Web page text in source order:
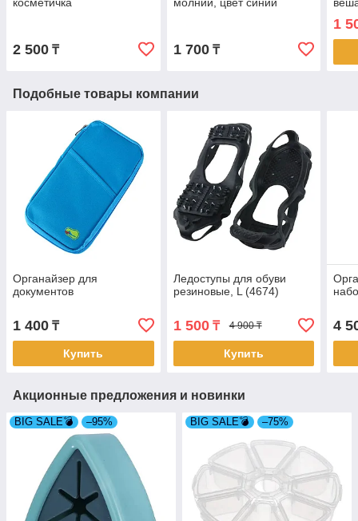
косметичка
2 500 ₸
молнии, цвет синий
1 700₸
1
Подобные товары компании
Органайзер для
документов
1 400 ₸
Купить
Ледоступы для обуви
резиновые, L (4674)
1 500₸ 4 900 ₸
Купить
4
Акционные предложения и новинки
BIG SALE💣 –95% BIG SALE💣 –75%